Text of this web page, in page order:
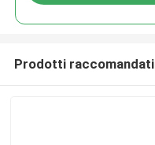
Prodotti raccomandati